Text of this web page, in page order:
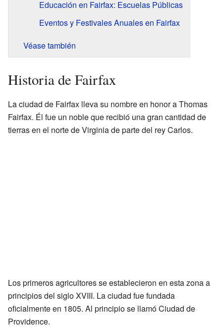
Educación en Fairfax: Escuelas Públicas
Eventos y Festivales Anuales en Fairfax
Véase también
Historia de Fairfax
La ciudad de Fairfax lleva su nombre en honor a Thomas
Fairfax. Él fue un noble que recibió una gran cantidad de
tierras en el norte de Virginia de parte del rey Carlos.
Los primeros agricultores se establecieron en esta zona a
principios del siglo XVIII. La ciudad fue fundada
oficialmente en 1805. Al principio se llamó Ciudad de
Providence.